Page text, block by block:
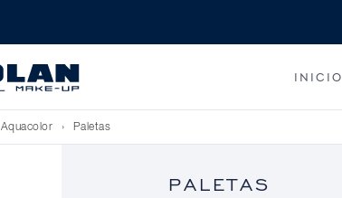
INICIO
Aquacolor › Paletas
PALETAS